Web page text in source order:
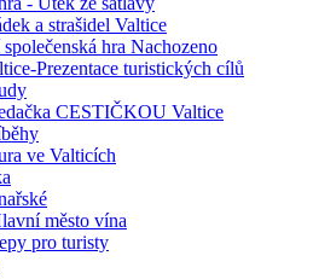
a strašidel Valtice
hra Nachozeno
Prezentace turistických cílů
CESTIČKOU Valtice
ve Valticích
město vína
pro turisty